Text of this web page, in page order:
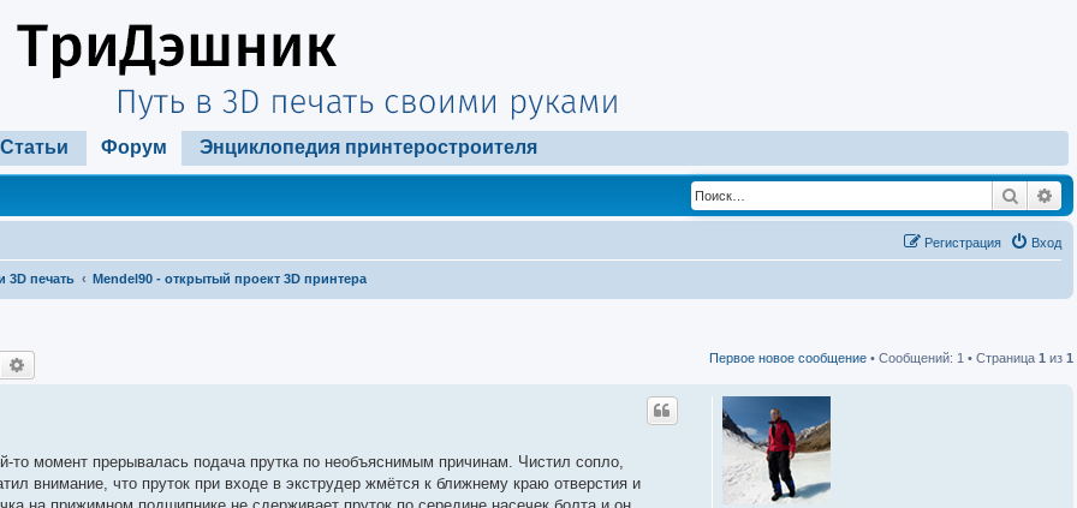
Статьи Форум Энциклопедия принтеростроителя
Поиск
Вход
Регистрация
3D печать Mendel90 - открытый проект 3D принтера
Поиск Первое новое сообщение • Сообщений: 1 • Страница 1 из 1
то момент прерывалась подача прутка по необъяснимым причинам. Чистил сопло,
внимание, что пруток при входе в экструдер жмётся к ближнему краю отверстия и